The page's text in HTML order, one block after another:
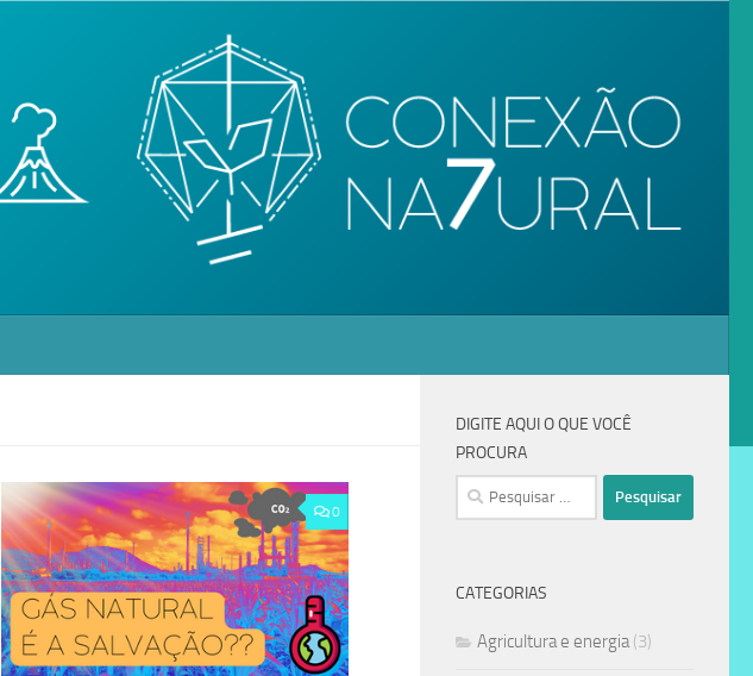
0
DIGITE AQUI O QUE VOCÊ
PROCURA
CATEGORIAS
Agricultura e energia (3)